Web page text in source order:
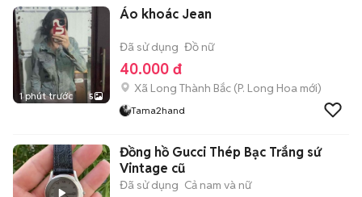
1 phút trước 5
Áo khoác Jean
Đã sử dụng Đồ nữ
40.000 đ
Xã Long Thành Bắc (P. Long Hoa mới)
Tama2hand
Đồng hồ Gucci Thép Bạc Trắng sứ
Vintage cũ
Đã sử dụng Cả nam và nữ